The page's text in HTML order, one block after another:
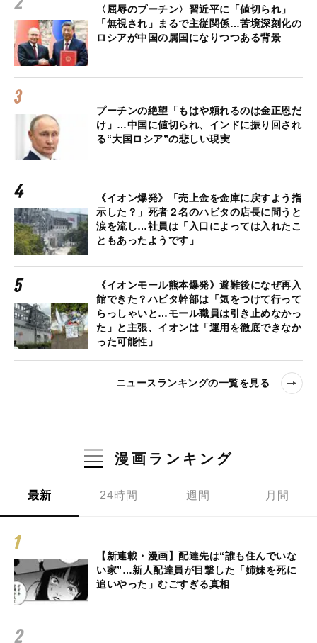
〈屈辱のプーチン〉習近平に「値切られ」
「無視され」まるで主従関係…苦境深刻化の
ロシアが中国の属国になりつつある背景
プーチンの絶望「もはや頼れるのは金正恩だ
け」…中国に値切られ、インドに振り回され
る“大国ロシア”の悲しい現実
《イオン爆発》「売上金を金庫に戻すよう指
示した？」死者２名のハビタの店長に問うと
涙を流し…社員は「入口によっては入れたこ
ともあったようです」
《イオンモール熊本爆発》避難後になぜ再入
館できた？ハビタ幹部は「気をつけて行って
らっしゃいと…モール職員は引き止めなかっ
た」と主張、イオンは「運用を徹底できなか
った可能性」
ニュースランキングの一覧を見る
漫画ランキング
最新 24時間 週間 月間
【新連載・漫画】配達先は“誰も住んでいな
い家”…新人配達員が目撃した「姉妹を死に
追いやった」むごすぎる真相